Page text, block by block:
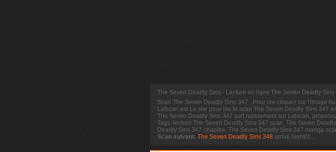
The Seven Deadly Sins - Lecture en ligne The Seven Deadly Sins
Scan The Seven Deadly Sins 347 . Pour lire cliquez sur l'image
Lelscan est Le site pour lire le scan The Seven Deadly Sins 347
The Seven Deadly Sins 347 sort rapidement sur Lelscan,
Tags: lecture The Seven Deadly Sins 347 scan, The Seven
Deadly Sins 347 chapitre, The Seven Deadly Sins 347 manga
Scan suivant: The Seven Deadly Sins 348 arrive bientôt...